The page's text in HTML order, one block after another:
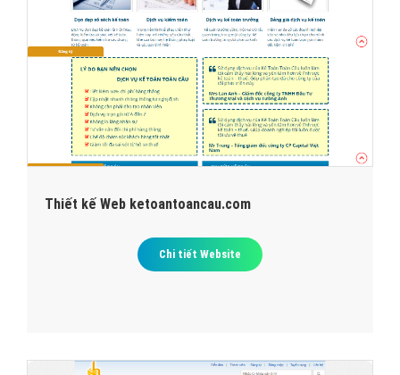
Thiết kế Web ketoantoancau.com
Chi tiết Website